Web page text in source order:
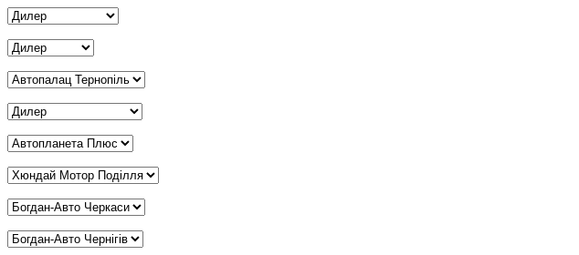
Дилер Рівне
Дилер Суми
Дилер Тернопіль*
Дилер Харків
Дилер Херсон*
Дилер Хмельницький
Дилер Черкаси*
Дилер Чернігів*